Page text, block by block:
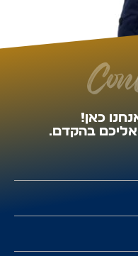
כאן!
אליכם בהקדם.